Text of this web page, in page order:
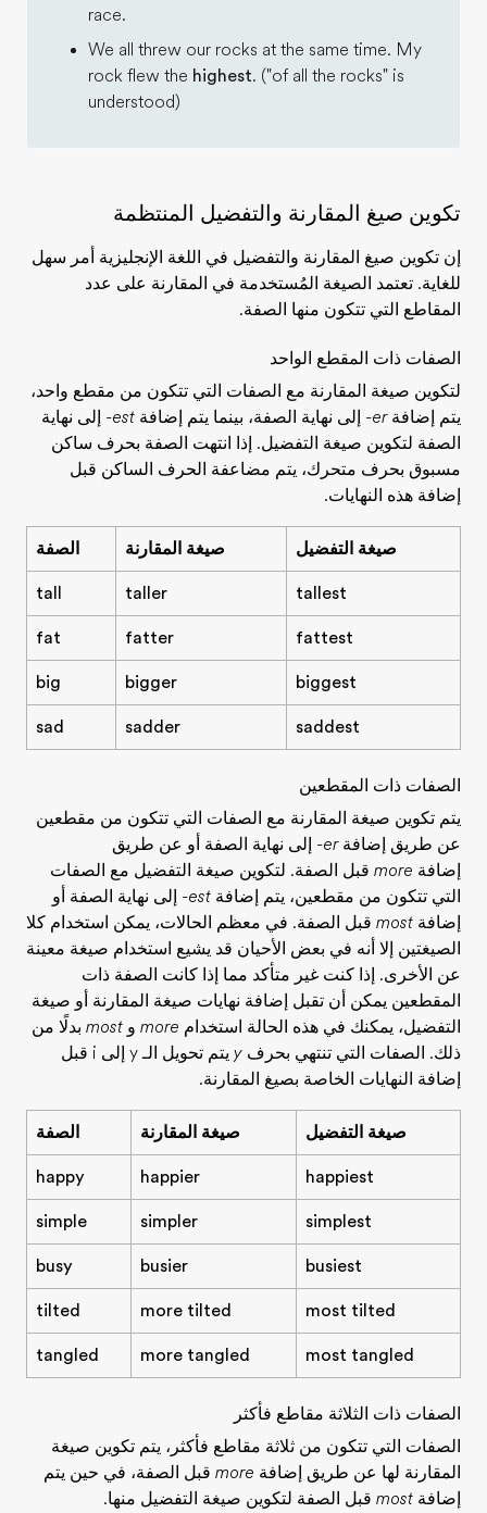
race.
We all threw our rocks at the same time. My
rock flew the highest. ("of all the rocks" is
understood)
تكوين صيغ المقارنة والتفضيل المنتظمة
إن تكوين صيغ المقارنة والتفضيل في اللغة الإنجليزية أمر سهل
للغاية. تعتمد الصيغة المُستخدمة في المقارنة على عدد
المقاطع التي تتكون منها الصفة.
الصفات ذات المقطع الواحد
لتكوين صيغة المقارنة مع الصفات التي تتكون من مقطع واحد،
يتم إضافة-er إلى نهاية الصفة، بينما يتم إضافة -est إلى نهاية
الصفة لتكوين صيغة التفضيل. إذا انتهت الصفة بحرف ساكن
مسبوق بحرف متحرك، يتم مضاعفة الحرف الساكن قبل
إضافة هذه النهايات.
الصفة صيغة المقارنة صيغة التفضيل
tall taller tallest
fat fatter fattest
big bigger biggest
sad sadder saddest
الصفات ذات المقطعين
يتم تكوين صيغة المقارنة مع الصفات التي تتكون من مقطعين
عن طريق إضافة -er إلى نهاية الصفة أو عن طريق
إضافة more قبل الصفة. لتكوين صيغة التفضيل مع الصفات
التي تتكون من مقطعين، يتم إضافة -est إلى نهاية الصفة أو
إضافة most قبل الصفة. في معظم الحالات، يمكن استخدام كلا
الصيغتين إلا أنه في بعض الأحيان قد يشيع استخدام صيغة معينة
عن الأخرى. إذا كنت غير متأكد مما إذا كانت الصفة ذات
المقطعين يمكن أن تقبل إضافة نهايات صيغة المقارنة أو صيغة
التفضيل، يمكنك في هذه الحالة استخدام more و most بدلًا من
ذلك. الصفات التي تنتهي بحرف y
يتم تحويل الـ y إلى i قبل
إضافة النهايات الخاصة بصيغ المقارنة.
الصفة صيغة المقارنة صيغة التفضيل
happy happier happiest
simple simpler simplest
busy busier busiest
tilted more tilted most tilted
tangled more tangled most tangled
الصفات ذات الثلاثة مقاطع فأكثر
الصفات التي تتكون من ثلاثة مقاطع فأكثر، يتم تكوين صيغة
المقارنة لها عن طريق إضافة more قبل الصفة، في حين يتم
إضافة most قبل الصفة لتكوين صيغة التفضيل منها.